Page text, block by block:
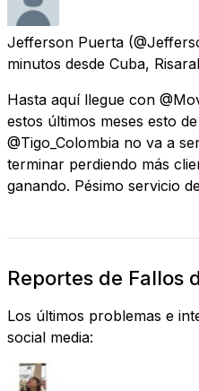
Jefferson Puerta
minutos desde Cuba,
Hasta aquí llegue con
estos últimos meses esto
@Tigo_Colombia no va a
terminar perdiendo más
ganando. Pésimo servicio
Reportes de Fallos
Los últimos problemas e
social media: